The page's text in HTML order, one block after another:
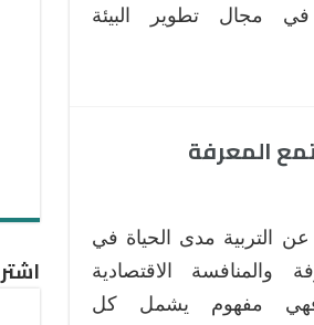
في مجال تطوير البيئة
المعرفة
عن التربية مدى الحياة في
والمنافسة الاقتصادية
فهي مفهوم يشمل كل